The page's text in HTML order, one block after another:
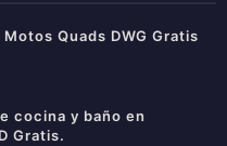
Quads DWG Gratis
cocina y baño en
Gratis.